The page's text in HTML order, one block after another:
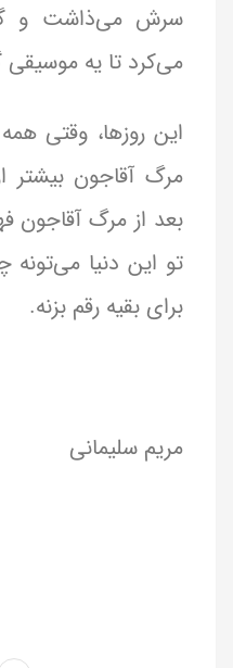
سرش می‌ذاشت و
می‌کرد تا یه
این روزها، وقتی
مرگ آقاجون
بعد از مرگ آقاجون
تو این دنیا
برای بقیه رقم بزنه.
مریم سلیمانی